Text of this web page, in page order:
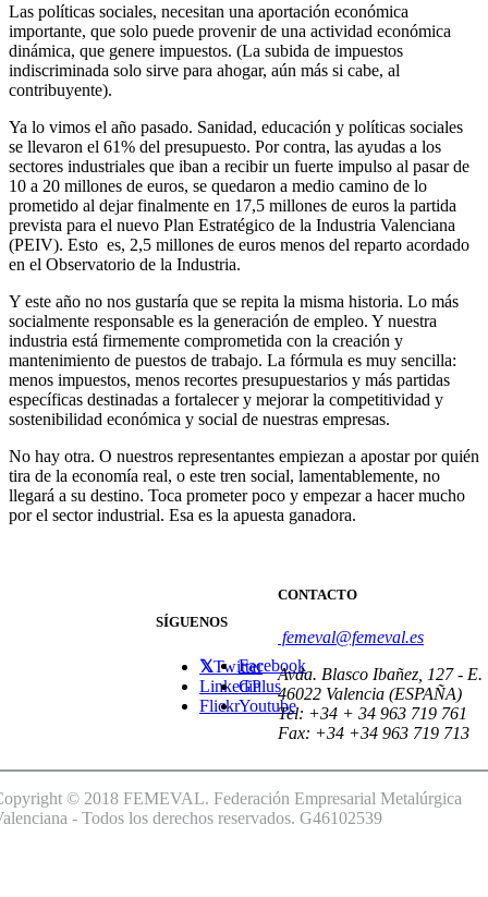
Las políticas sociales, necesitan una aportación económica
importante, que solo puede provenir de una actividad económica
dinámica, que genere impuestos. (La subida de impuestos
indiscriminada solo sirve para ahogar, aún más si cabe, al
contribuyente).
Ya lo vimos el año pasado. Sanidad, educación y políticas sociales
se llevaron el 61% del presupuesto. Por contra, las ayudas a los
sectores industriales que iban a recibir un fuerte impulso al pasar de
10 a 20 millones de euros, se quedaron a medio camino de lo
prometido al dejar finalmente en 17,5 millones de euros la partida
prevista para el nuevo Plan Estratégico de la Industria Valenciana
(PEIV). Esto es, 2,5 millones de euros menos del reparto acordado
en el Observatorio de la Industria.
Y este año no nos gustaría que se repita la misma historia. Lo más
socialmente responsable es la generación de empleo. Y nuestra
industria está firmemente comprometida con la creación y
mantenimiento de puestos de trabajo. La fórmula es muy sencilla:
menos impuestos, menos recortes presupuestarios y más partidas
específicas destinadas a fortalecer y mejorar la competitividad y
sostenibilidad económica y social de nuestras empresas.
No hay otra. O nuestros representantes empiezan a apostar por quién
tira de la economía real, o este tren social, lamentablemente, no
llegará a su destino. Toca prometer poco y empezar a hacer mucho
por el sector industrial. Esa es la apuesta ganadora.
SÍGUENOS
TwitterFacebook
LinkedinGPlus
FlickrYoutube
CONTACTO
femeval@femeval.es
Avda. Blasco Ibañez, 127 - E.
46022 Valencia (ESPAÑA)
Tel: +34 + 34 963 719 761
Fax: +34 +34 963 719 713
© 2018 FEMEVAL. Federación Empresarial Metalúrgica
- Todos los derechos reservados. G46102539